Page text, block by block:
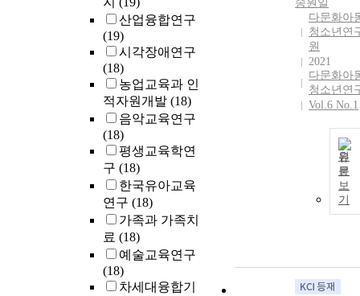
산업융합연구
(19)
시각장애연구
(18)
농업교육과 인
적자원개발 (18)
음악교육연구
(18)
평생교육학연
구 (18)
한국유아교육
연구 (18)
가족과 가족치
료 (18)
예술교육연구
(18)
차세대융합기
송원일
다문화아
청소년연
원
2021
다문화아
청소년연
Vol.6 No.1
원
문
보
기